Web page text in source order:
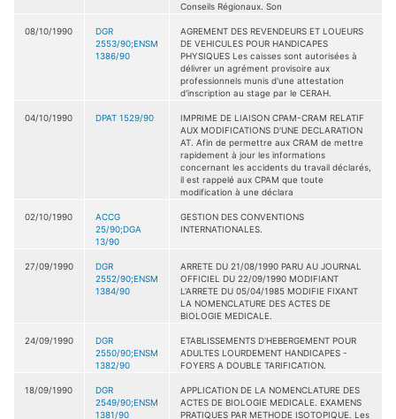
Conseils Régionaux. Son
08/10/1990
DGR
2553/90;ENSM
1386/90
AGREMENT DES REVENDEURS ET LOUEURS
DE VEHICULES POUR HANDICAPES
PHYSIQUES Les caisses sont autorisées à
délivrer un agrément provisoire aux
professionnels munis d'une attestation
d'inscription au stage par le CERAH.
04/10/1990 DPAT 1529/90
IMPRIME DE LIAISON CPAM-CRAM RELATIF
AUX MODIFICATIONS D'UNE DECLARATION
AT. Afin de permettre aux CRAM de mettre
rapidement à jour les informations
concernant les accidents du travail déclarés,
il est rappelé aux CPAM que toute
modification à une déclara
02/10/1990
ACCG
25/90;DGA
13/90
GESTION DES CONVENTIONS
INTERNATIONALES.
27/09/1990
DGR
2552/90;ENSM
1384/90
ARRETE DU 21/08/1990 PARU AU JOURNAL
OFFICIEL DU 22/09/1990 MODIFIANT
L'ARRETE DU 05/04/1985 MODIFIE FIXANT
LA NOMENCLATURE DES ACTES DE
BIOLOGIE MEDICALE.
24/09/1990
DGR
2550/90;ENSM
1382/90
ETABLISSEMENTS D'HEBERGEMENT POUR
ADULTES LOURDEMENT HANDICAPES -
FOYERS A DOUBLE TARIFICATION.
18/09/1990
DGR
2549/90;ENSM
1381/90
APPLICATION DE LA NOMENCLATURE DES
ACTES DE BIOLOGIE MEDICALE. EXAMENS
PRATIQUES PAR METHODE ISOTOPIQUE. Les